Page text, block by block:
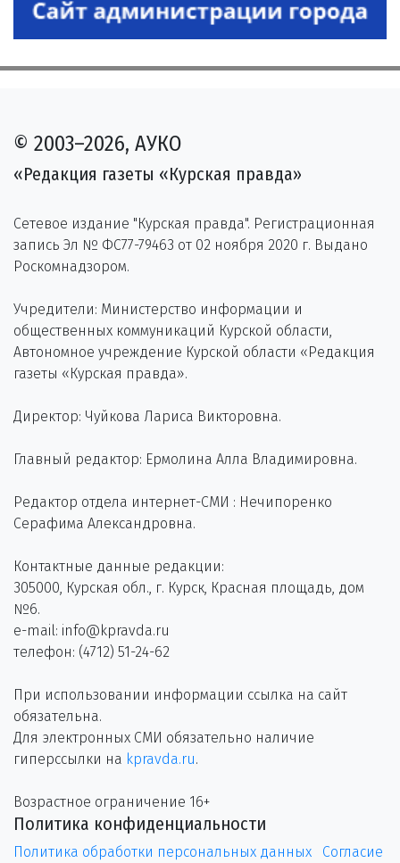
© 2003–2026, АУКО
«Редакция газеты «Курская правда»
Сетевое издание "Курская правда". Регистрационная
запись Эл № ФС77-79463 от 02 ноября 2020 г. Выдано
Роскомнадзором.
Учредители: Министерство информации и
общественных коммуникаций Курской области,
Автономное учреждение Курской области «Редакция
газеты «Курская правда».
Директор: Чуйкова Лариса Викторовна.
Главный редактор: Ермолина Алла Владимировна.
Редактор отдела интернет-СМИ : Нечипоренко
Серафима Александровна.
Контактные данные редакции:
305000, Курская обл., г. Курск, Красная площадь, дом
№6.
e-mail: info@kpravda.ru
телефон: (4712) 51-24-62
При использовании информации ссылка на сайт
обязательна.
Для электронных СМИ обязательно наличие
гиперссылки на kpravda.ru.
Возрастное ограничение 16+
Политика конфиденциальности
Политика обработки персональных данных
Согласие